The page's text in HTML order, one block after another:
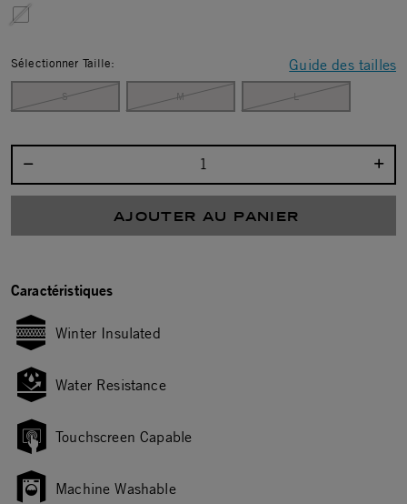
Guide des tailles
Sélectionner Taille:
S M L
AJOUTER AU PANIER
Caractéristiques
Winter Insulated
Water Resistance
Touchscreen Capable
Machine Washable